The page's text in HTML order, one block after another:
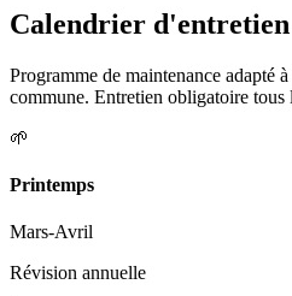
Calendrier d'entretien
Programme de maintenance adapté
commune. Entretien obligatoire tous
🌱
Printemps
Mars-Avril
Révision annuelle